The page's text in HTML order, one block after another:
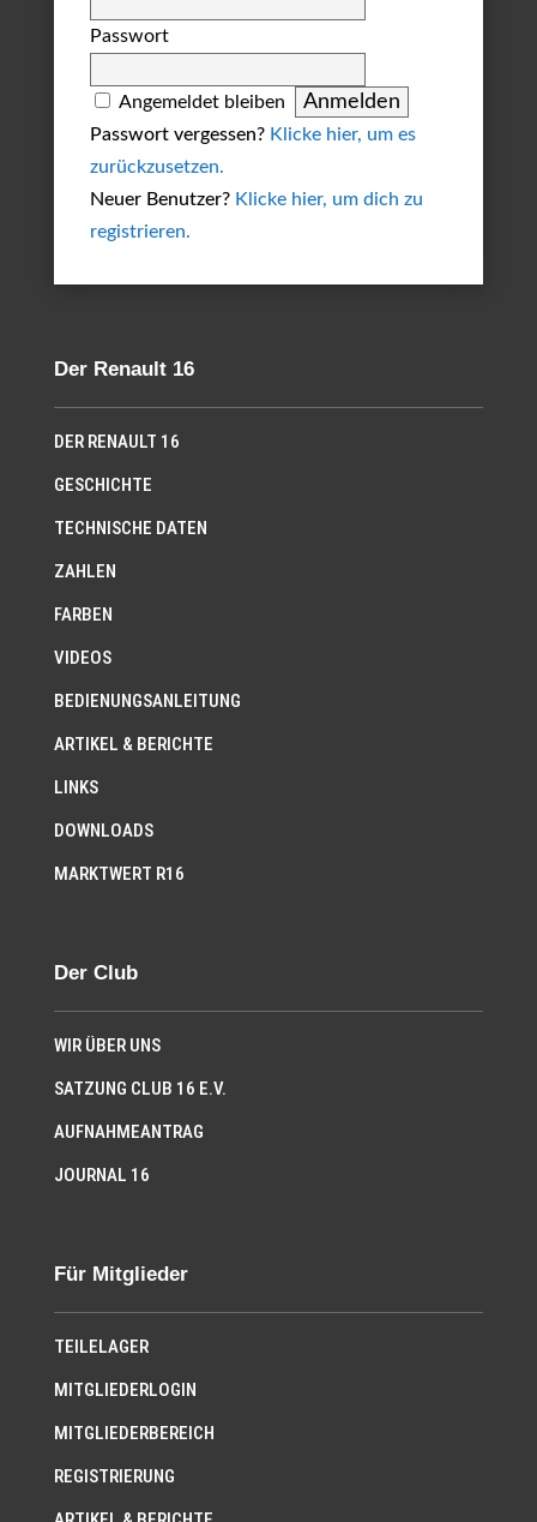
Passwort
Angemeldet bleiben
Passwort vergessen? Klicke hier, um es
zurückzusetzen.
Neuer Benutzer? Klicke hier, um dich zu
registrieren.
Der Renault 16
DER RENAULT 16
GESCHICHTE
TECHNISCHE DATEN
ZAHLEN
FARBEN
VIDEOS
BEDIENUNGSANLEITUNG
ARTIKEL & BERICHTE
LINKS
DOWNLOADS
MARKTWERT R16
Der Club
WIR ÜBER UNS
SATZUNG CLUB 16 E.V.
AUFNAHMEANTRAG
JOURNAL 16
Für Mitglieder
TEILELAGER
MITGLIEDERLOGIN
MITGLIEDERBEREICH
REGISTRIERUNG